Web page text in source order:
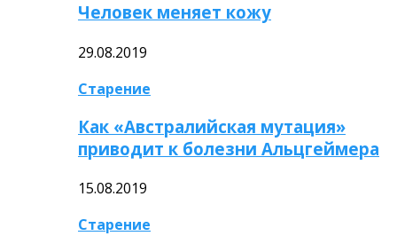
Человек меняет кожу
29.08.2019
Старение
Как «Австралийская мутация»
приводит к болезни Альцгеймера
15.08.2019
Старение